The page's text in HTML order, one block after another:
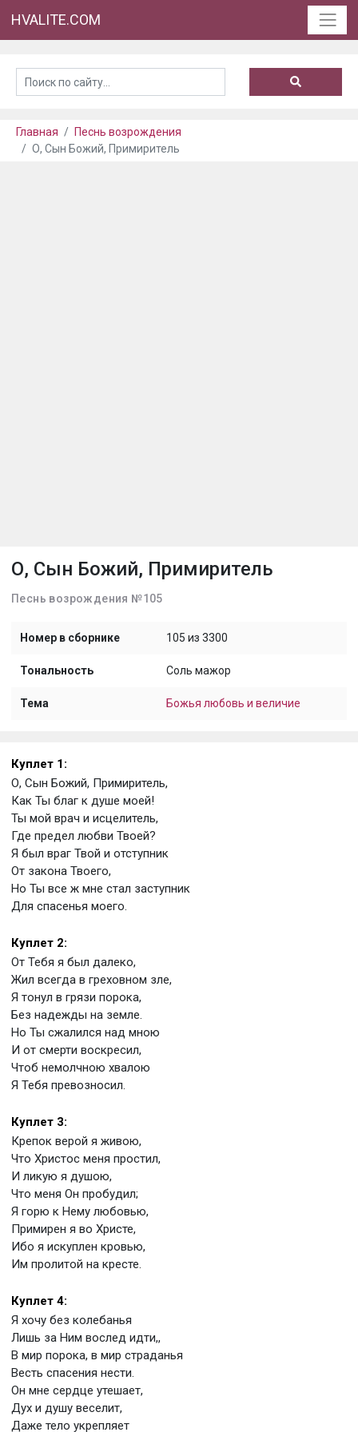
HVALITE.COM
Главная
Песнь возрождения
О, Сын Божий, Примиритель
О, Сын Божий, Примиритель
Песнь возрождения №105
Номер в сборнике 105 из 3300
Тональность Соль мажор
Тема Божья любовь и величие
Куплет 1:
О, Сын Божий, Примиритель,
Как Ты благ к душе моей!
Ты мой врач и исцелитель,
Где предел любви Твоей?
Я был враг Твой и отступник
От закона Твоего,
Но Ты все ж мне стал заступник
Для спасенья моего.
Куплет 2:
От Тебя я был далеко,
Жил всегда в греховном зле,
Я тонул в грязи порока,
Без надежды на земле.
Но Ты сжалился над мною
И от смерти воскресил,
Чтоб немолчною хвалою
Я Тебя превозносил.
Куплет 3:
Крепок верой я живою,
Что Христос меня простил,
И ликую я душою,
Что меня Он пробудил;
Я горю к Нему любовью,
Примирен я во Христе,
Ибо я искуплен кровью,
Им пролитой на кресте.
Куплет 4:
Я хочу без колебанья
Лишь за Ним вослед идти,,
В мир порока, в мир страданья
Весть спасения нести.
Он мне сердце утешает,
Дух и душу веселит,
Даже тело укрепляет